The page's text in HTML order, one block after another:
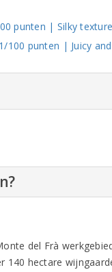
punten | Silky
100 punten | Juicy
del Frà
140 hectare